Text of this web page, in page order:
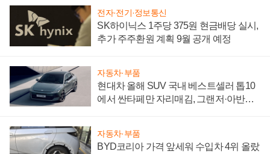
전자·전기·정보통신
SK하이닉스 1주당 375원 현금배당 실시,
추가 주주환원 계획 9월 공개 예정
자동차·부품
현대차 올해 SUV 국내 베스트셀러 톱10
에서 싼타페만 자리매김, 그랜저·아반떼
자동차·부품
BYD코리아 가격 앞세워 수입차 4위 올랐